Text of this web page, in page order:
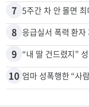
7 5주간 차 안 몰면
8 응급실서 폭력 환
9
10